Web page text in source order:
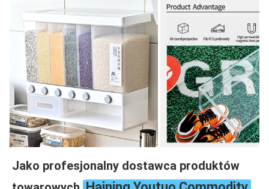
Jako profesjonalny dostawca produktów